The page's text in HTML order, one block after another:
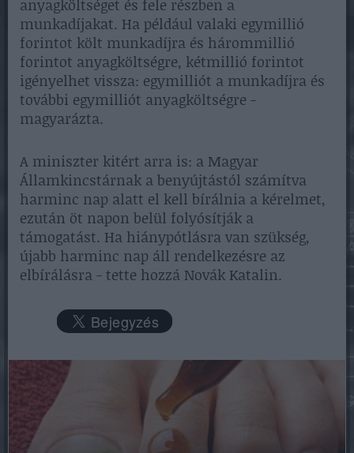
anyagköltséget és fele részben a
munkadíjakat. Ha például valaki egymillió
forintot költ munkadíjra és hárommillió
forintot anyagköltségre, kétmillió forintot
igényelhet vissza: egymilliót a munkadíjra és
további egymilliót anyagköltségre -
magyarázta.
A miniszter kitért arra is: a Magyar
Államkincstárnak a benyújtástól számítva
harminc nap alatt el kell bírálnia a kérelmet,
ezután öt napon belül folyósítják a
támogatást. Ha hiánypótlásra van szükség,
újabb harminc nap áll rendelkezésre az
elbírálásra - tette hozzá Novák Katalin.